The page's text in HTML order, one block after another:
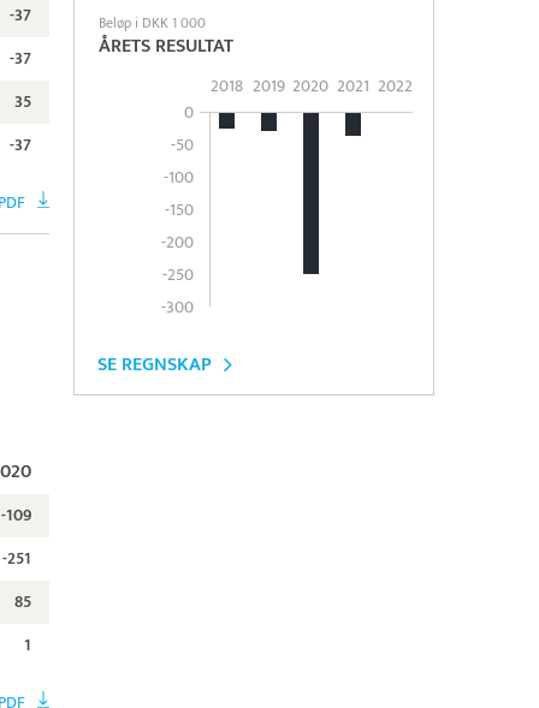
Beløp i DKK 1 000
ÅRETS RESULTAT
0
-50
-100
-150
-200
-250
-300
2018 2019 2020 2021 2022
SE REGNSKAP
-37
-37
35
-37
-109
-251
85
1